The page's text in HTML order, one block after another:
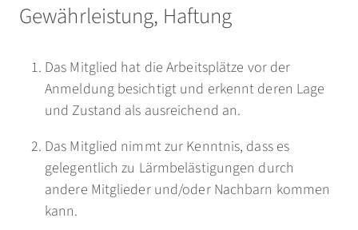
Gewährleistung, Haftung
Das Mitglied hat die Arbeitsplätze vor der
Anmeldung besichtigt und erkennt deren Lage
und Zustand als ausreichend an.
Das Mitglied nimmt zur Kenntnis, dass es
gelegentlich zu Lärmbelästigungen durch
andere Mitglieder und/oder Nachbarn kommen
kann.